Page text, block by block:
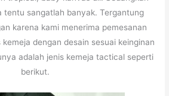
tentu sangatlah banyak. Tergantung
karena kami menerima pemesanan
dengan desain sesuai keinginan
adalah jenis kemeja tactical seperti
berikut.